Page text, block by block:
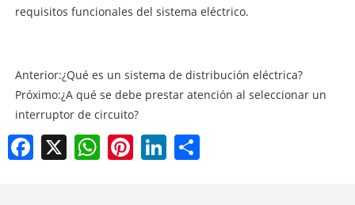
requisitos funcionales del sistema eléctrico.
Anterior:¿Qué es un sistema de distribución eléctrica?
Próximo:¿A qué se debe prestar atención al seleccionar un
interruptor de circuito?
Facebook
WhatsAppPinterestLinkedIn